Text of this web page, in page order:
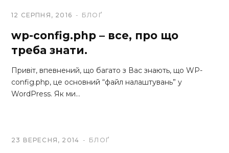
БЛОҐ
12 СЕРПНЯ, 2016
wp-config.php – все, про що
треба знати.
Привіт, впевнений, що багато з Вас знають, що WP-
config.php, це основний “файл налаштувань” у
WordPress. Як ми…
БЛОҐ
23 ВЕРЕСНЯ, 2014